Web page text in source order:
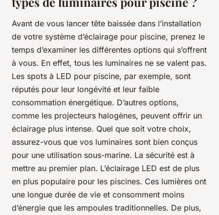
Avant de vous lancer tête baissée dans l’installation
de votre système d’éclairage pour piscine, prenez le
temps d’examiner les différentes options qui s’offrent
à vous. En effet, tous les luminaires ne se valent pas.
Les spots à LED pour piscine, par exemple, sont
réputés pour leur longévité et leur faible
consommation énergétique. D’autres options,
comme les projecteurs halogènes, peuvent offrir un
éclairage plus intense. Quel que soit votre choix,
assurez-vous que vos luminaires sont bien conçus
pour une utilisation sous-marine. La sécurité est à
mettre au premier plan. L’éclairage LED est de plus
en plus populaire pour les piscines. Ces lumières ont
une longue durée de vie et consomment moins
d’énergie que les ampoules traditionnelles. De plus,